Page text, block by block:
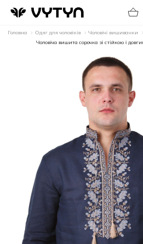
Головна Одяг для чоловіків Чоловічі вишиванки
Чоловіча вишита сорочка зі стійкою і